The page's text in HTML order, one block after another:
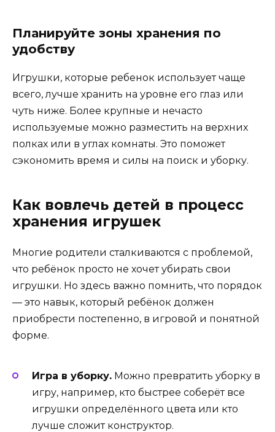
Планируйте зоны хранения по
удобству
Игрушки, которые ребенок использует чаще
всего, лучше хранить на уровне его глаз или
чуть ниже. Более крупные и нечасто
используемые можно разместить на верхних
полках или в углах комнаты. Это поможет
сэкономить время и силы на поиск и уборку.
Как вовлечь детей в процесс
хранения игрушек
Многие родители сталкиваются с проблемой,
что ребёнок просто не хочет убирать свои
игрушки. Но здесь важно помнить, что порядок
— это навык, который ребёнок должен
приобрести постепенно, в игровой и понятной
форме.
Игра в уборку. Можно превратить уборку в
игру, например, кто быстрее соберёт все
игрушки определённого цвета или кто
лучше сложит конструктор.